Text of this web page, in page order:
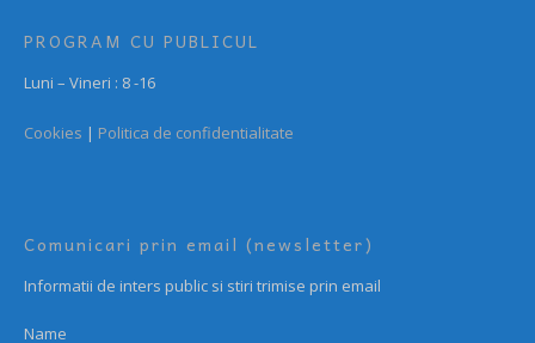
PROGRAM CU PUBLICUL
Luni – Vineri : 8 -16
Cookies | Politica de confidentialitate
Comunicari prin email (newsletter)
Informatii de inters public si stiri trimise prin email
Name